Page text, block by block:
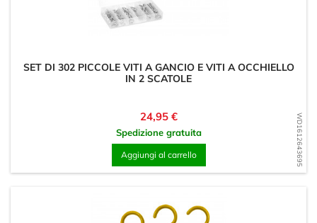
WD1612643695
SET DI 302 PICCOLE VITI A GANCIO E VITI A OCCHIELLO
IN 2 SCATOLE
Prezzo
24,95 €
Spedizione gratuita
Aggiungi al carrello